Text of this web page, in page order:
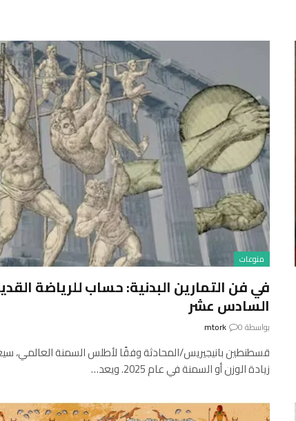
منوعات
في فن التمارين البدنية: حساب للرياضة
السادس عشر
بواسطة mtork 0
زيادة الوزن أو السمنة في عام 2025. ويعد…